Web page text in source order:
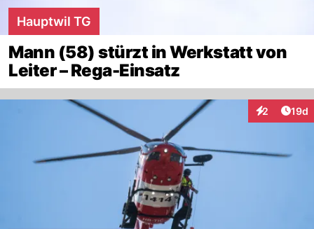
Hauptwil TG
Mann (58) stürzt in Werkstatt von
Leiter – Rega-Einsatz
2
Interaktionen
19d